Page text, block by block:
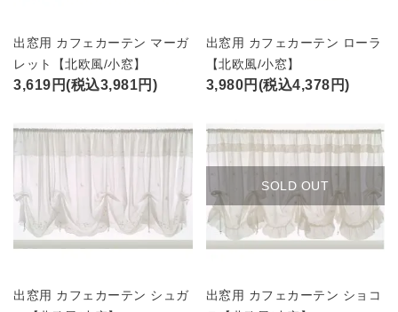
出窓用 カフェカーテン マーガ
レット【北欧風/小窓】
3,619円(税込3,981円)
出窓用 カフェカーテン ローラ
【北欧風/小窓】
3,980円(税込4,378円)
出窓用 カフェカーテン シュガ
SOLD OUT
出窓用 カフェカーテン ショコ